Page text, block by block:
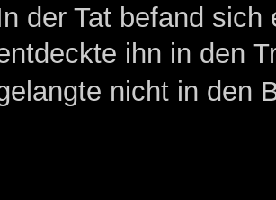
der Tat befand
ihn in den
nicht in den